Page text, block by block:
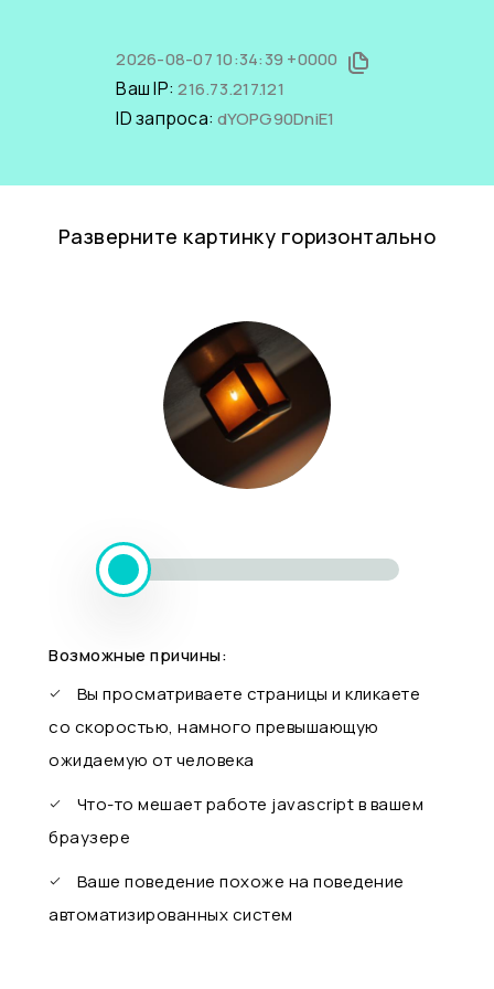
2026-08-07 10:34:39 +0000
Ваш IP:216.73.217.121
ID запроса:dYOPG90DniE1
Разверните картинку горизонтально
Возможные причины:
Вы просматриваете страницы и кликаете
со скоростью, намного превышающую
ожидаемую от человека
Что-то мешает работе javascript в вашем
браузере
Ваше поведение похоже на поведение
автоматизированных систем